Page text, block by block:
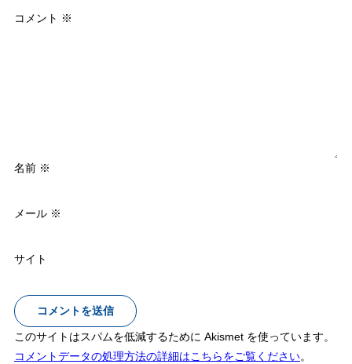
コメント ※
名前 ※
メール ※
サイト
このサイトはスパムを低減するために Akismet を使っています。
コメントデータの処理方法の詳細はこちらをご覧ください。